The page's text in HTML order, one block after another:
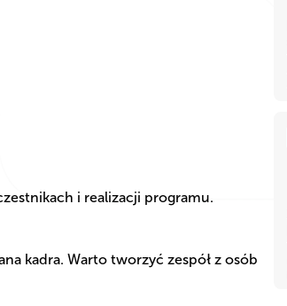
i realizacji programu.
kadra. Warto tworzyć zespół z osób